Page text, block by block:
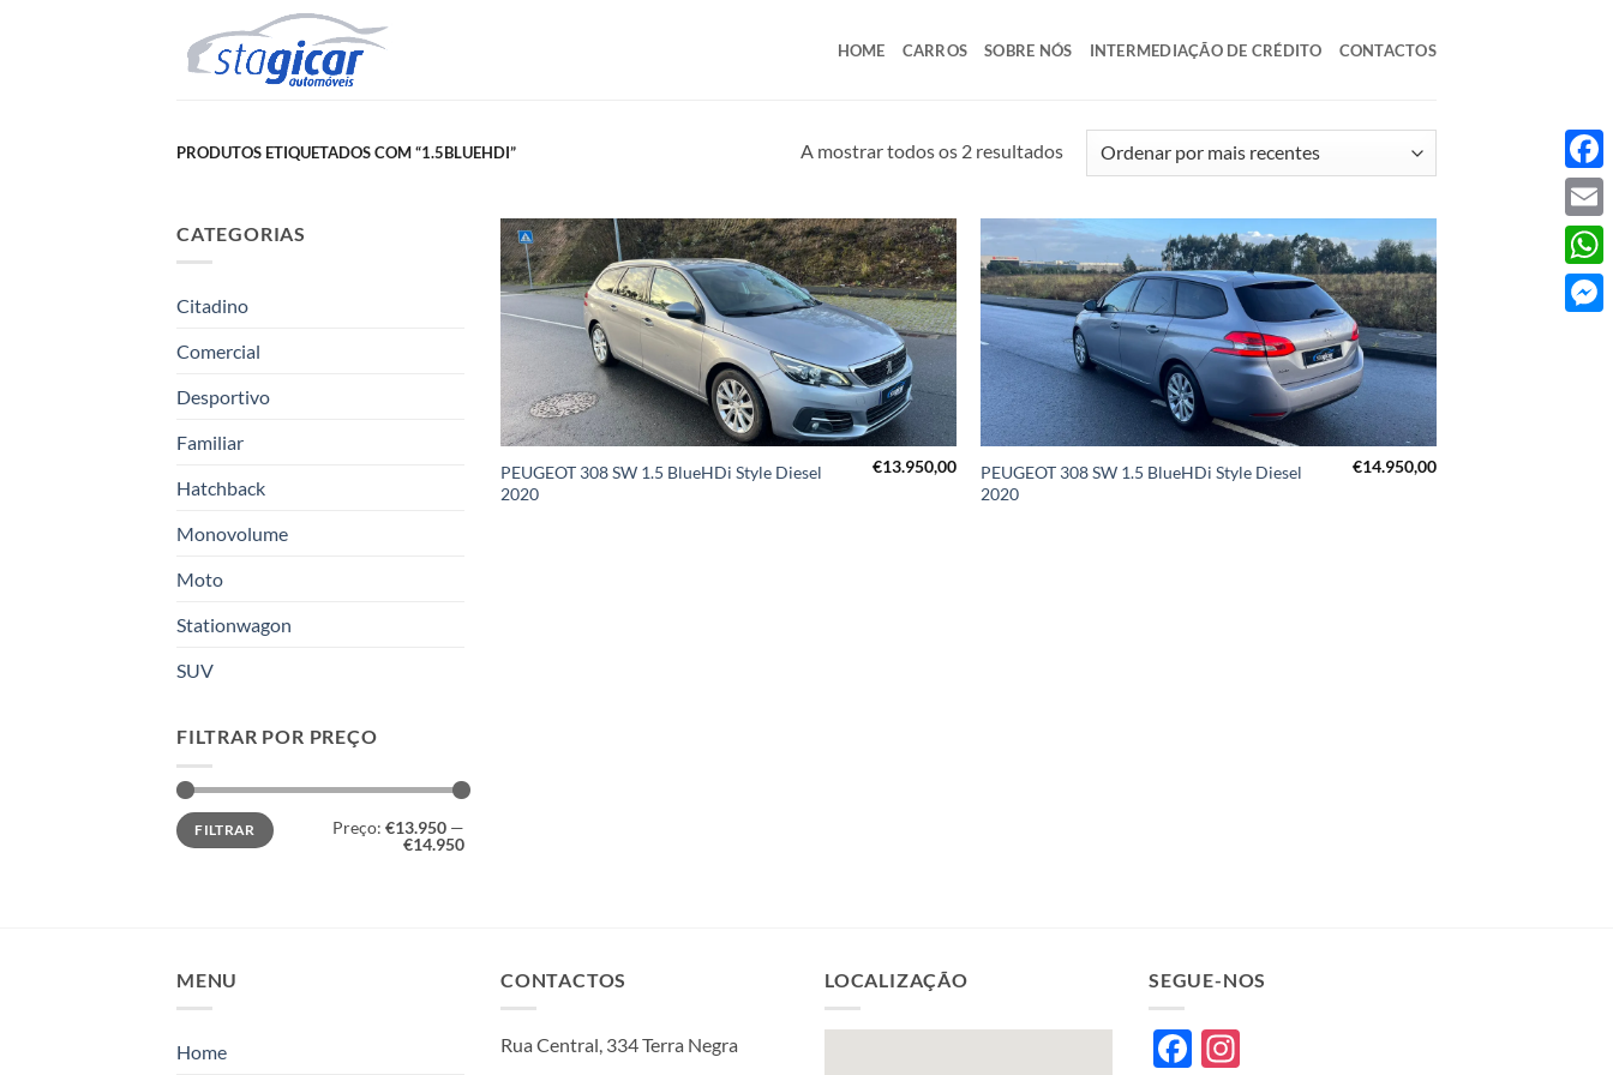
HOME CARROS SOBRE NÓS INTERMEDIAÇÃO DE CRÉDITO CONTACTOS
PRODUTOS ETIQUETADOS COM “1.5BLUEHDI” A mostrar todos os 2 resultadosOrdenado
por
recentes
CATEGORIAS
Citadino
Comercial
Desportivo
Familiar
Hatchback
Monovolume
Moto
Stationwagon
SUV
FILTRAR POR PREÇO
Preço
mínimo
Preço
máximo
FILTRAR Preço: €13.950 —
€14.950
PEUGEOT 308 SW 1.5 BlueHDi Style Diesel
2020
€13.950,00
PEUGEOT 308 SW 1.5 BlueHDi Style Diesel
2020
€14.950,00
MENU
Home
CONTACTOS
Rua Central, 334 Terra Negra
LOCALIZAÇÃO SEGUE-NOS
Facebook
Email